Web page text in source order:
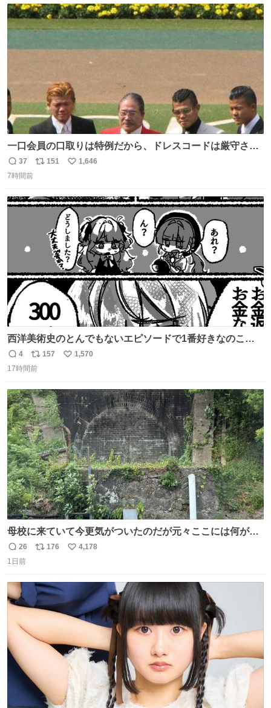
立ち寄った、妻のソウルフードのラーメン屋さんでの一枚
🍜
ト
数
数
一口会員の口取りは特例だから、ドレスコードは厳守させ
るべき。
返
信
37
リ
ト
151
い
数
1,646
7時間前
西洋美術史のとんでもないエピソードで1番好きなのこれ
モネのエピソード大体面白い #絵がみの美術史創作
返
信
4
リ
ポ
ト
数
157
い
数
1,570
17時間前
母校に来ていて今更気がついたのだが元々ここには何があ
ったのだろう…？_:(´ཀ`」 ∠):
返
信
26
リ
ト
数
176
い
4,178
1日前